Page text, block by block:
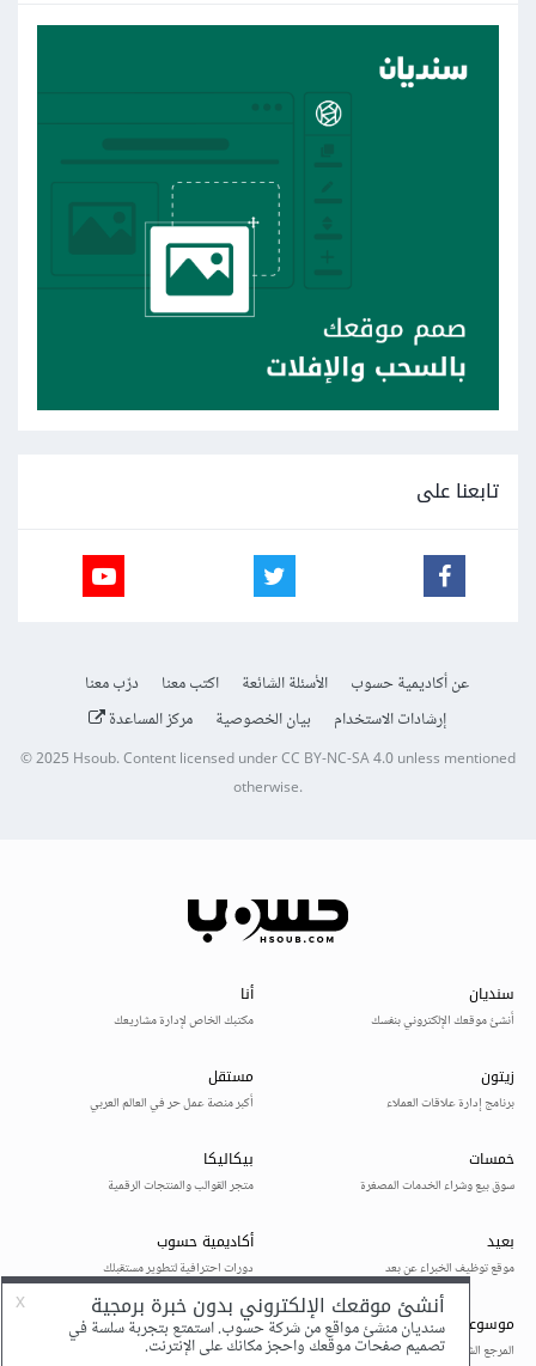
تابعنا على
عن أكاديمية حسوب الأسئلة الشائعة اكتب معنا
درّب معنا
إرشادات الاستخدام
بيان الخصوصية مركز المساعدة
© 2025Hsoub.Content licensed underCC BY-NC-SA 4.0unless mentioned
otherwise.